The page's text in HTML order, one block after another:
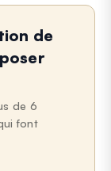
de
de 6
font